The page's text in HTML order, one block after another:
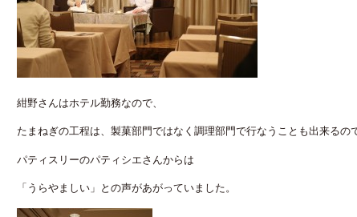
紺野さんはホテル勤務なので、
たまねぎの工程は、製菓部門ではなく調理部門で行なうことも出来るの
パティスリーのパティシエさんからは
「うらやましい」との声があがっていました。